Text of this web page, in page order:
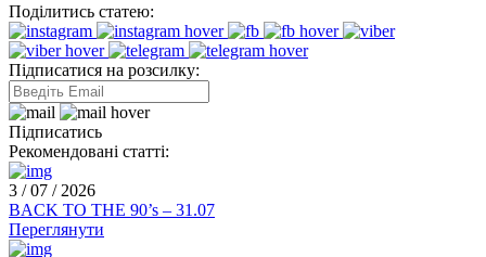
Поділитись статею:
Підписатися на розсилку:
Підписатись
Рекомендовані статті:
3 / 07 / 2026
BACK TO THE 90’s – 31.07
Переглянути